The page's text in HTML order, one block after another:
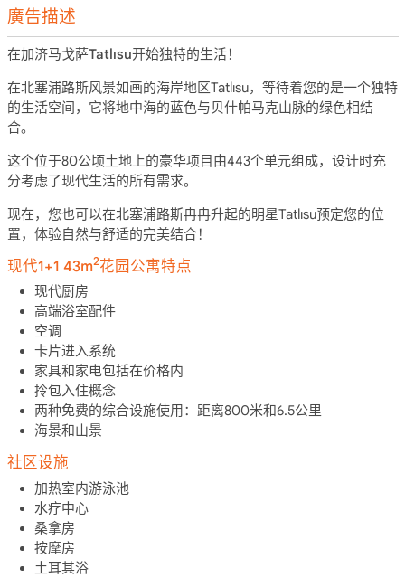
廣告描述
在加济马戈萨Tatlısu开始独特的生活！
在北塞浦路斯风景如画的海岸地区Tatlısu，等待着您的是一个独特
的生活空间，它将地中海的蓝色与贝什帕马克山脉的绿色相结
合。
这个位于80公顷土地上的豪华项目由443个单元组成，设计时充
分考虑了现代生活的所有需求。
现在，您也可以在北塞浦路斯冉冉升起的明星Tatlısu预定您的位
置，体验自然与舒适的完美结合！
现代1+1 43m2花园公寓特点
现代厨房
高端浴室配件
空调
卡片进入系统
家具和家电包括在价格内
拎包入住概念
两种免费的综合设施使用：距离800米和6.5公里
海景和山景
社区设施
加热室内游泳池
水疗中心
桑拿房
按摩房
土耳其浴